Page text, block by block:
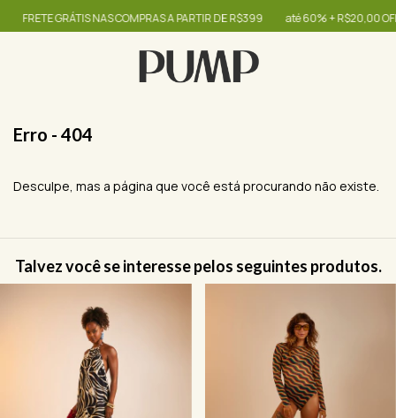
FRETE GRÁTIS NAS COMPRAS A PARTIR DE R$399 até 60% + R$20,00 OFF
Erro - 404
Desculpe, mas a página que você está procurando não existe.
Talvez você se interesse pelos seguintes produtos.